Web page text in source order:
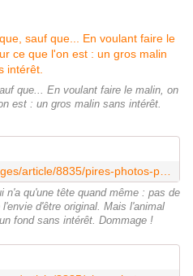
que... En voulant faire le malin, on
est : un gros malin sans intérêt.
qu'une tête quand même : pas de
d'être original. Mais l'animal
fond sans intérêt. Dommage !